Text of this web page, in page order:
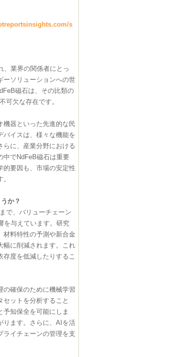
s
、業界の関係者にとっ
ーソリューションへの世
磁石は、その比類の
可欠な存在です。
機器といった先進的な民
バイスは、様々な機能を
らに、産業分野における
中でNdFeB磁石は重要
的要因も、市場の安定性
か？
で、バリューチェーン
を与えています。研究
材料特性の予測や新合金
幅に削減されます。これ
度を低減したりするこ
の確保のために機械学習
ットを分析すること
知保全を可能にしま
ります。さらに、AIを活
ライチェーンの管理を支